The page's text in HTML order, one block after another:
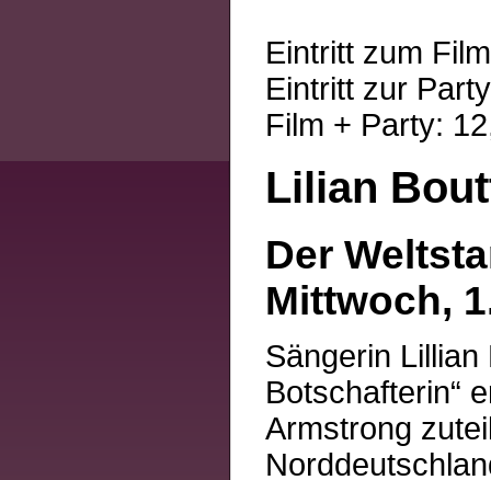
Eintritt zum
Eintritt zur
Film + Party:
Lilian
Der
Mittwoch,
Sängerin
Botschafterin“
Armstrong